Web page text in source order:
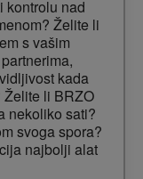
kontrolu nad
Želite li
s vašim
kada
li BRZO
nekoliko sati?
svoga spora?
najbolji alat